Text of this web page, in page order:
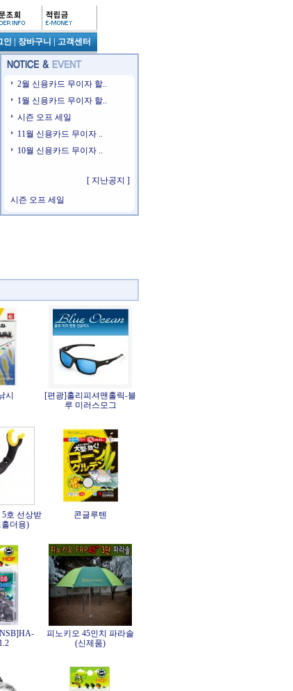
인 장바구니 고객센터
2월 신용카드 무이자 할..
1월 신용카드 무이자 할..
시즌 오프 세일
11월 신용카드 무이자 ..
10월 신용카드 무이자 ..
[ 지난공지 ]
1월 신용카드 무이자 할부 ..
시
[편광]홀리피셔맨홀릭-블
루 미러스모그
호 선상받
더용)
콘글루텐
피노키오 45인치 파라솔
(신제품)